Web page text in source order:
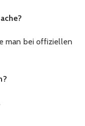
man bei offiziellen